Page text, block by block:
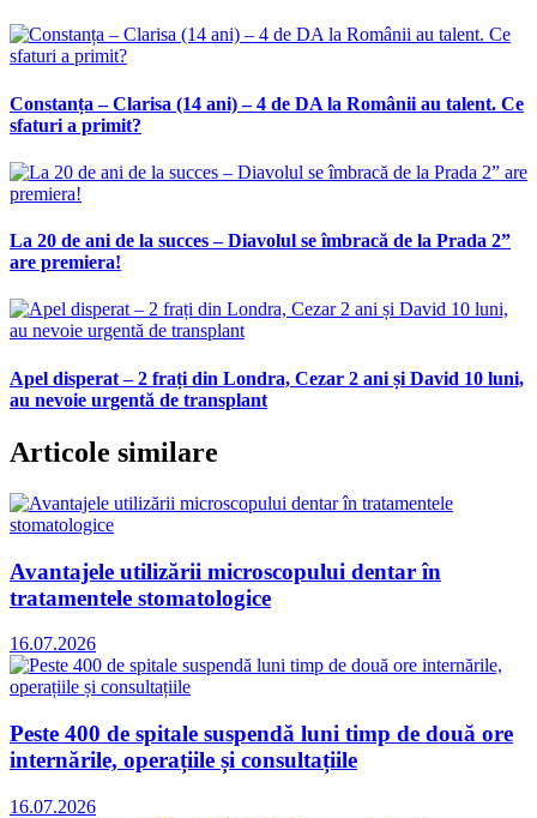
Constanța – Clarisa (14 ani) – 4 de DA la Românii au talent. Ce
sfaturi a primit?
La 20 de ani de la succes – Diavolul se îmbracă de la Prada 2”
are premiera!
Apel disperat – 2 frați din Londra, Cezar 2 ani și David 10 luni,
au nevoie urgentă de transplant
Articole similare
Avantajele utilizării microscopului dentar în
tratamentele stomatologice
16.07.2026
Peste 400 de spitale suspendă luni timp de două ore
internările, operațiile și consultațiile
16.07.2026